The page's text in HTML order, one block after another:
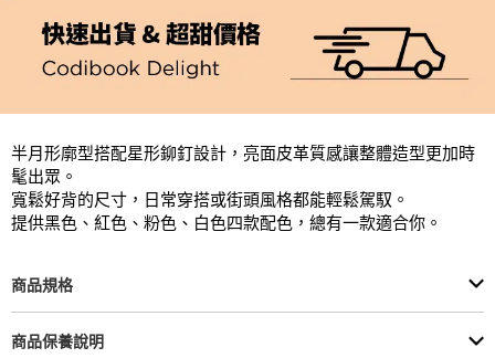
半月形廓型搭配星形鉚釘設計，亮面皮革質感讓整體造型更加時
髦出眾。
寬鬆好背的尺寸，日常穿搭或街頭風格都能輕鬆駕馭。
提供黑色、紅色、粉色、白色四款配色，總有一款適合你。
商品規格
商品保養說明